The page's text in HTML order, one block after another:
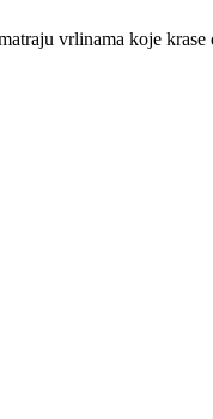
vrlinama koje